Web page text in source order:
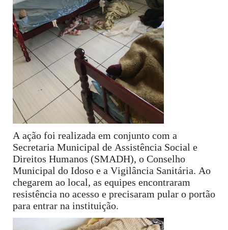
A ação foi realizada em conjunto com a
Secretaria Municipal de Assistência Social e
Direitos Humanos (SMADH), o Conselho
Municipal do Idoso e a Vigilância Sanitária. Ao
chegarem ao local, as equipes encontraram
resistência no acesso e precisaram pular o portão
para entrar na instituição.